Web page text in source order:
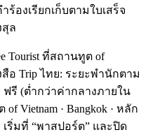
ร้องเรียกเก็บตามใบเสร็จ
สุล
Tourist ที่สถานทูต of
สือ Trip ไทย: ระยะพำนักตาม
ฟรี (ต่ำกว่าค่ากลางภายใน
Vietnam · Bangkok · หลัก
ริ่มที่ “พาสปอร์ต” และปิด